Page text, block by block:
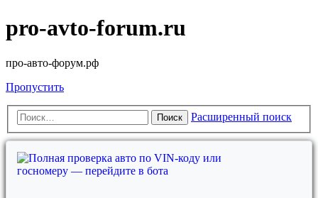
pro-avto-forum.ru
про-авто-форум.рф
Пропустить
Поиск Расширенный поиск